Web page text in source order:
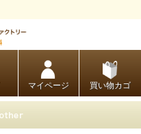
マイページ 買い物カゴ